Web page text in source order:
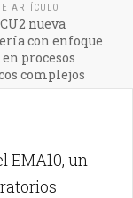
ARTÍCULO
nueva
con enfoque
procesos
complejos
EMA10, un